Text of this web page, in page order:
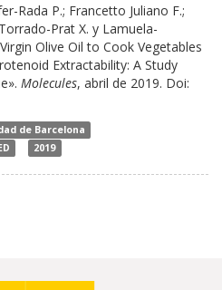
Rada P.; Francetto Juliano F.;
Prat X. y Lamuela-
Olive Oil to Cook Vegetables
Extractability: A Study
. Molecules, abril de 2019. Doi:
de Barcelona
2019